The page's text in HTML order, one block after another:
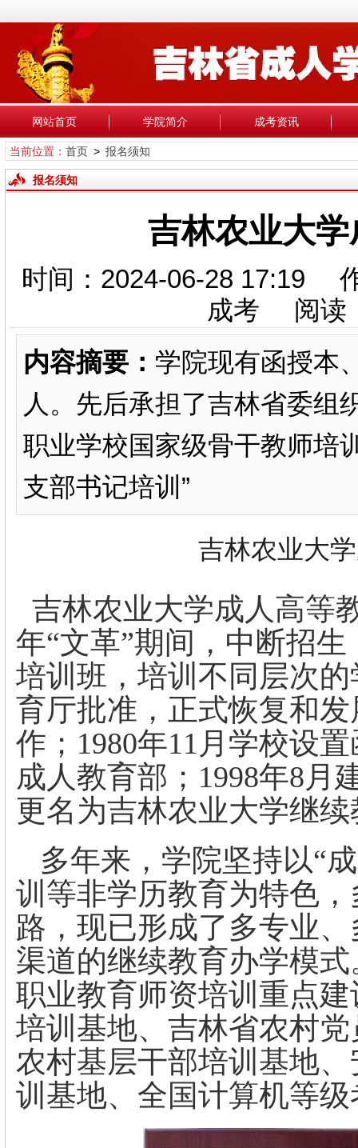
网站首页 学院简介 成考资讯
当前位置： 首页> 报名须知
报名须知
吉林农业大
时间：2024-06-28 17:19
成考 阅读
内容摘要： 学院现有函授本
人。先后承担了吉林省委组
职业学校国家级骨干教师培
支部书记培训”
吉林农业大
吉林农业大学成人高等
年“文革”期间，中断招
培训班，培训不同层次
育厅批准，正式恢复和
作；1980年11月学校设
成人教育部；1998年8月
更名为吉林农业大学继
多年来，学院坚持以“
训等非学历教育为特色
路，现已形成了多专业
渠道的继续教育办学模
职业教育师资培训重点
培训基地、吉林省农村
农村基层干部培训基地
训基地、全国计算机等